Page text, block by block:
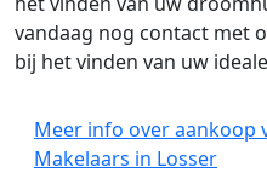
vandaag nog contact met
bij het vinden van uw
Meer info over aankoop
Makelaars in Losser